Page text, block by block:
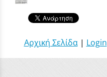
Αρχική Σελίδα| Login